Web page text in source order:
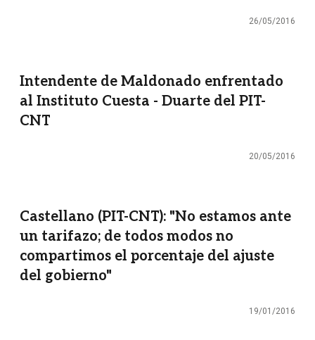
26/05/2016
Intendente de Maldonado enfrentado
al Instituto Cuesta - Duarte del PIT-
CNT
20/05/2016
Castellano (PIT-CNT): "No estamos ante
un tarifazo; de todos modos no
compartimos el porcentaje del ajuste
del gobierno"
19/01/2016